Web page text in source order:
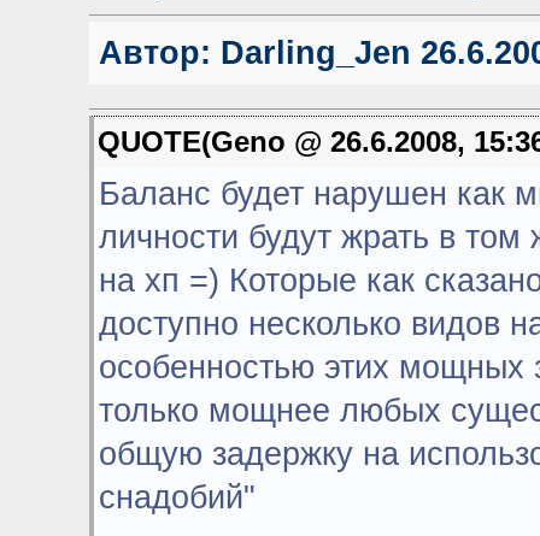
Автор: Darling_Jen
QUOTE(Geno @ 26.6.2008,
Баланс будет нарушен как
личности будут жрать в
на хп =) Которые как
доступно несколько видов
особенностью этих мощных
только мощнее любых
общую задержку на
снадобий"